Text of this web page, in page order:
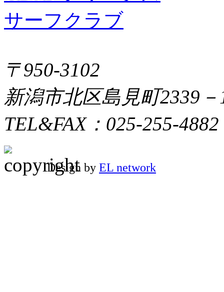
〒950-3102
新潟市北区島見町2339－
TEL&FAX：025-255-4882
Design by EL network